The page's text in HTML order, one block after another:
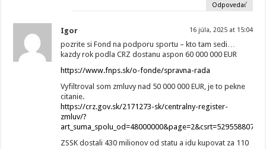
Odpovedať
Igor 16 júla, 2025 at 15:04
pozrite si Fond na podporu sportu – kto tam sedi…
kazdy rok podla CRZ dostanu aspon 60 000 000 EUR
https://www.fnps.sk/o-fonde/spravna-rada
Vyfiltroval som zmluvy nad 50 000 000 EUR, je to pekne
citanie.
https://crz.gov.sk/2171273-sk/centralny-register-
zmluv/?
ZSSK dostali 430 milionov od statu a idu kupovat za 110